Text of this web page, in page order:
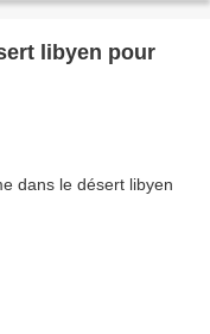
libyen pour